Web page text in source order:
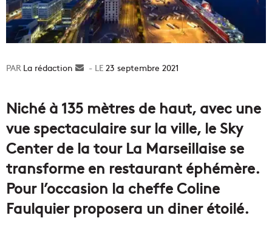
La rédaction
Envoyer23 septembre 2021
Niché à 135 mètres de haut, avec une
vue spectaculaire sur la ville, le Sky
Center de la tour La Marseillaise se
transforme en restaurant éphémère.
Pour l’occasion la cheffe Coline
Faulquier proposera un diner étoilé.